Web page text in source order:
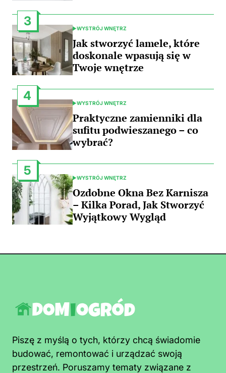
3
POSTED
IN
WYSTRÓJ WNĘTRZ
Jak stworzyć lamele, które
doskonale wpasują się w
Twoje wnętrze
4
POSTED
IN
WYSTRÓJ WNĘTRZ
Praktyczne zamienniki dla
sufitu podwieszanego – co
wybrać?
5
POSTED
IN
WYSTRÓJ WNĘTRZ
Ozdobne Okna Bez Karnisza
– Kilka Porad, Jak Stworzyć
Wyjątkowy Wygląd
Piszę z myślą o tych, którzy chcą świadomie
budować, remontować i urządzać swoją
przestrzeń. Poruszamy tematy związane z